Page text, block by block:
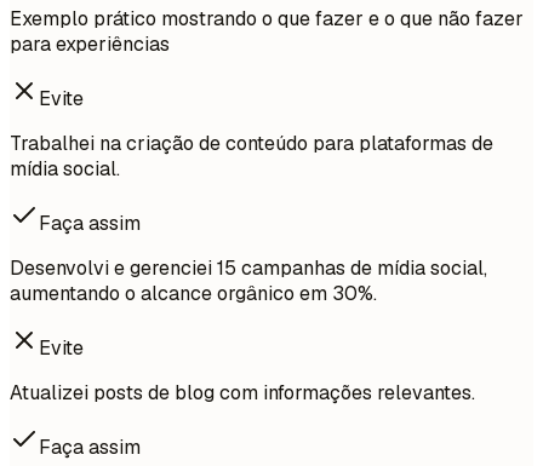
Exemplo prático mostrando o que fazer e o que não fazer
para experiências
Evite
Trabalhei na criação de conteúdo para plataformas de
mídia social.
Faça assim
Desenvolvi e gerenciei 15 campanhas de mídia social,
aumentando o alcance orgânico em 30%.
Evite
Atualizei posts de blog com informações relevantes.
Faça assim